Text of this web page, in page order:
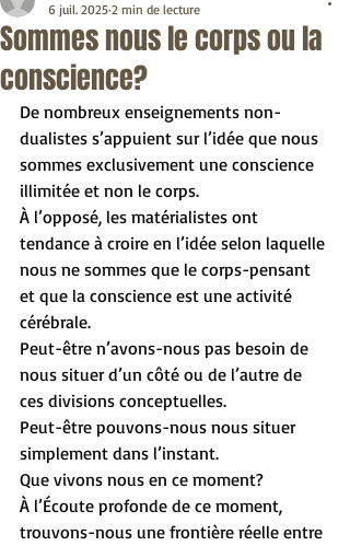
Sommes nous le corps ou la
conscience?
6 juil. 2025 2 min de lecture
De nombreux enseignements non-
dualistes s’appuient sur l’idée que nous
sommes exclusivement une conscience
illimitée et non le corps.
À l’opposé, les matérialistes ont
tendance à croire en l’idée selon laquelle
nous ne sommes que le corps-pensant
et que la conscience est une activité
cérébrale.
Peut-être n’avons-nous pas besoin de
nous situer d’un côté ou de l’autre de
ces divisions conceptuelles.
Peut-être pouvons-nous nous situer
simplement dans l’instant.
Que vivons nous en ce moment?
À l’Écoute profonde de ce moment,
trouvons-nous une frontière réelle entre